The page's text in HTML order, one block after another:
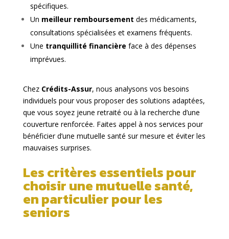
spécifiques.
Un meilleur remboursement des médicaments,
consultations spécialisées et examens fréquents.
Une tranquillité financière face à des dépenses
imprévues.
Chez Crédits-Assur, nous analysons vos besoins
individuels pour vous proposer des solutions adaptées,
que vous soyez jeune retraité ou à la recherche d’une
couverture renforcée. Faites appel à nos services pour
bénéficier d’une mutuelle santé sur mesure et éviter les
mauvaises surprises.
Les critères essentiels pour
choisir une mutuelle santé,
en particulier pour les
seniors